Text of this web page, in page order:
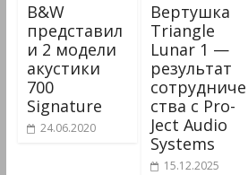
B&W
представил
и 2 модели
акустики
700
Signature
24.06.2020
Вертушка
Triangle
Lunar 1 —
результат
сотрудниче
ства с Pro-
Ject Audio
Systems
15.12.2025